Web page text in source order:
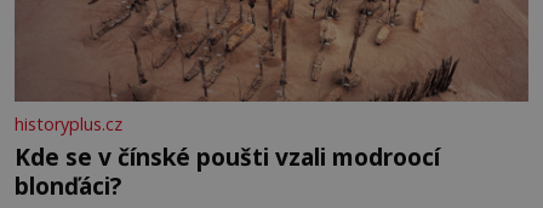
historyplus.cz
Kde se v čínské poušti vzali modroocí
blonďáci?